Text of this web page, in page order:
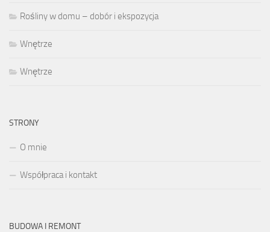
Rośliny w domu – dobór i ekspozycja
Wnętrze
Wnętrze
STRONY
O mnie
Współpraca i kontakt
BUDOWA I REMONT